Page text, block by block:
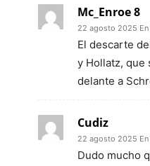
Mc_Enroe 8
22 agosto 2025
El descarte
y Hollatz, que
delante a
Cudiz
22 agosto 2025
Dudo mucho